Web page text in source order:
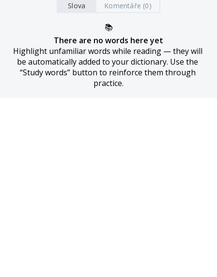
Slova Komentáře (0)
📚
There are no words here yet
Highlight unfamiliar words while reading — they will
be automatically added to your dictionary. Use the
“Study words” button to reinforce them through
practice.